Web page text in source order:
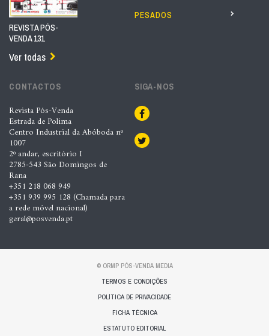
REVISTA PÓS-
VENDA 131
Ver todas
PESADOS
CONTACTOS
Revista Pós-Venda
Estrada de Polima
Centro Industrial da Abóboda nº
1007
2º andar, escritório I
2785-543 São Domingos de
Rana
+351 218 068 949
+351 939 995 128 (Chamada para
a rede móvel nacional)
geral@posvenda.pt
SIGA-NOS
© ORMP PÓS-VENDA MEDIA
TERMOS E CONDIÇÕES
POLÍTICA DE PRIVACIDADE
FICHA TÉCNICA
ESTATUTO EDITORIAL